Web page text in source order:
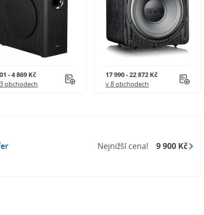
zdvihem z ošetřených vláken a 170mm pasivní
ovládání úrovně vstupu/hlasitosti a 180°
(až 2.3Vrms)
Lead Grey s horními a spodními panely v
laku
s našimi modely MR1, R3S a R410 nebo
nebo zesilovačem s výstupy pro subwoofer
- 4 869 Kč
obchodech
17 990 - 22 872 Kč
v 8 obchodech
Nejnižší cena! 9 900 Kč